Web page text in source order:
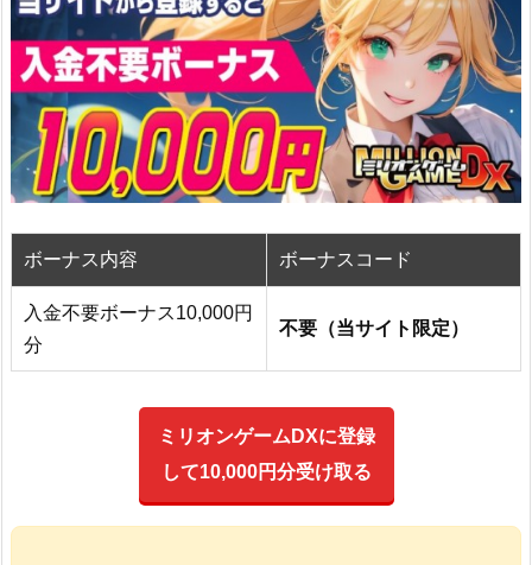
ボーナス内容 ボーナスコード
入金不要ボーナス10,000円
分
不要（当サイト限定）
ミリオンゲームDXに登録
して10,000円分受け取る